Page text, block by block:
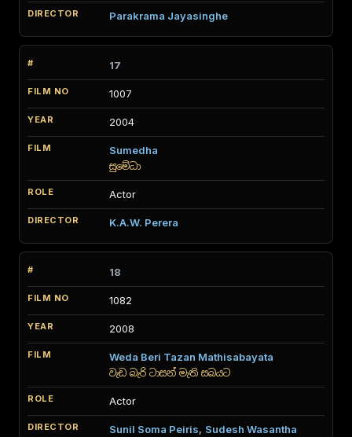
Parakrama Jayasinghe
17
1007
2004
Sumedha
සුමේධා
Actor
K.A.W. Perera
18
1082
2008
Weda Beri Tazan Mathisabayata
වැඩ බැරි ටාසන් මැති සබයට
Actor
Sunil Soma Peiris, Sudesh Wasantha